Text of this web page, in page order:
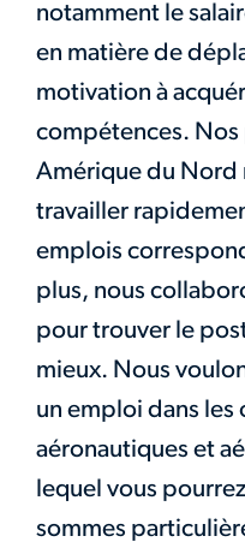
notamment le
en matière de
motivation à
compétences.
Amérique du Nord
travailler
emplois
plus, nous
pour trouver le
mieux. Nous
un emploi dans les
aéronautiques et
lequel vous
sommes